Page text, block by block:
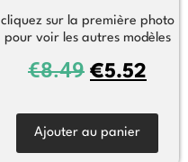
cliquez sur la première photo
pour voir les autres modèles
€8.49 €5.52
Ajouter au panier